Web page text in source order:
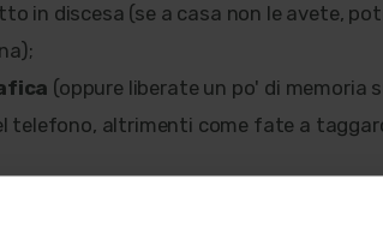
in discesa (se a casa non le avete,
(oppure liberate un po' di memoria
telefono, altrimenti come fate a